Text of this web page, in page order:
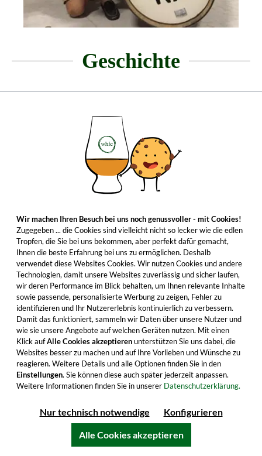
Geschichte
Die Cotswolds Distilling Company wurde vom
ehemaligen New Yorker Hedge Fund Manager
Daniel Szor gegründet, der sich nach Jahrzehnten
in der Finanzbranche schließlich der Whisky und
Gin Produktion widmete. Die Planung der
Cockburn, dem ehemaligen Master Distiller bei
Bowmore und Whisky-Ikone Dr. Jim Swan
durchgeführt.
Cotswolds bei whic.de
kaufen
und Spirituosen von Cotswolds erwartet Sie hier
im einfach zu bedienenden Onlineshop von
whic.de. Mit nützlichen Filtermöglichkeiten
Wir machen Ihren Besuch bei uns noch genussvoller - mit Cookies!
Zugegeben ... die Cookies sind vielleicht nicht so lecker wie die edlen
Tropfen, die Sie bei uns bekommen, aber perfekt dafür gemacht,
Ihnen die beste Erfahrung bei uns zu ermöglichen. Deshalb
verwendet diese Websites Cookies. Wir nutzen Cookies und andere
Technologien, damit unsere Websites zuverlässig und sicher laufen,
wir deren Performance im Blick behalten, um Ihnen relevante Inhalte
sowie passende, personalisierte Werbung zu zeigen, Fehler zu
identifizieren und Ihr Nutzererlebnis kontinuierlich zu verbessern.
Damit das funktioniert, sammeln wir Daten über unsere Nutzer und
wie sie unsere Angebote auf welchen Geräten nutzen. Mit einen
Klick aufAlle Cookies akzeptierenunterstützen Sie uns dabei, die
Websites besser zu machen und auf Ihre Vorlieben und Wünsche zu
reagieren. Weitere Details und alle Optionen finden Sie in den
Einstellungen. Sie können diese auch später jederzeit anpassen.
Weitere Informationen finden Sie in unserer Datenschutzerklärung.
Nur technisch notwendige Konfigurieren
Alle Cookies akzeptieren